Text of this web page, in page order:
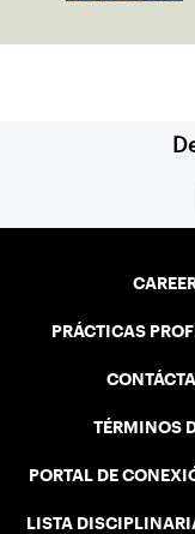
PRÁCTICAS
TÉRMINOS
PORTAL DE
LISTA